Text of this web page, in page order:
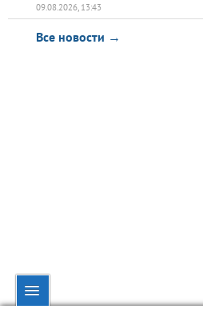
09.08.2026, 13:43
Все новости →